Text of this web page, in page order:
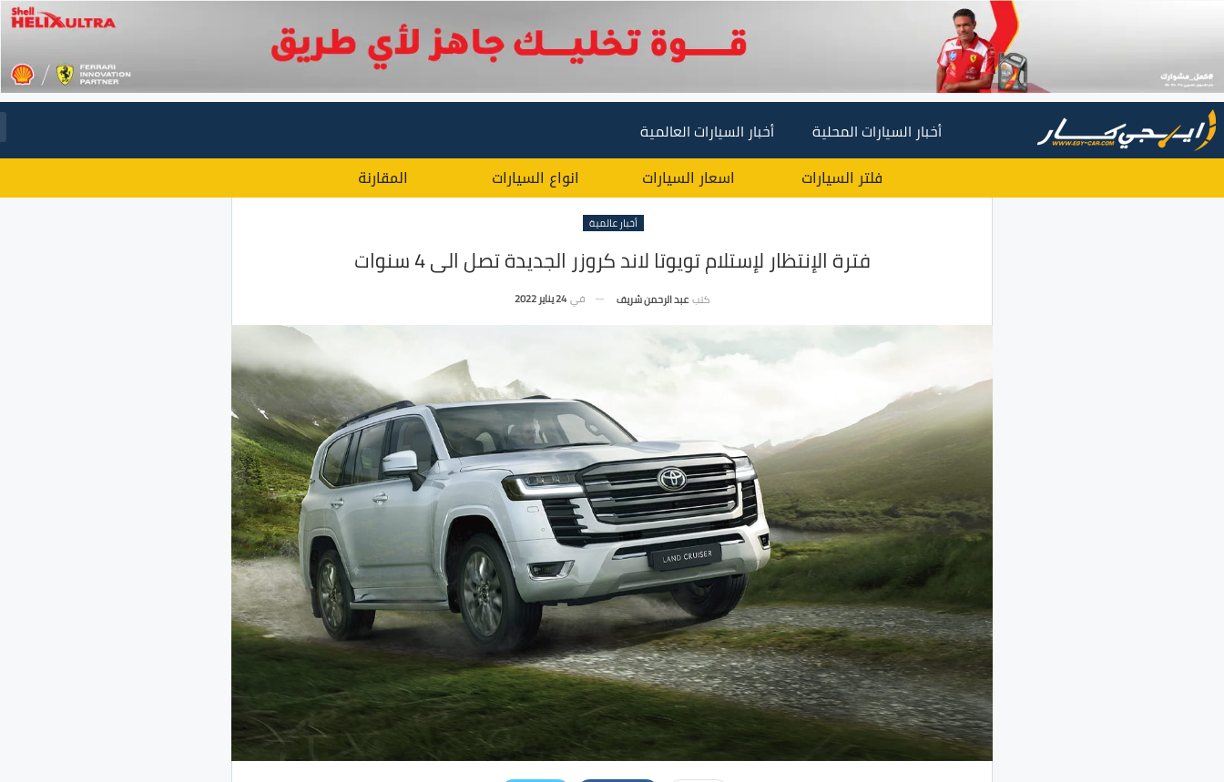
أخبار السيارات المحلية أخبار السيارات العالمية
فلتر السيارات اسعار السيارات انواع السيارات المقارنة
أخبار عالمية
فترة الإنتظار لإستلام تويوتا لاند كروزر الجديدة تصل الى 4 سنوات
كتب عبد الرحمن شريف في 24 يناير 2022